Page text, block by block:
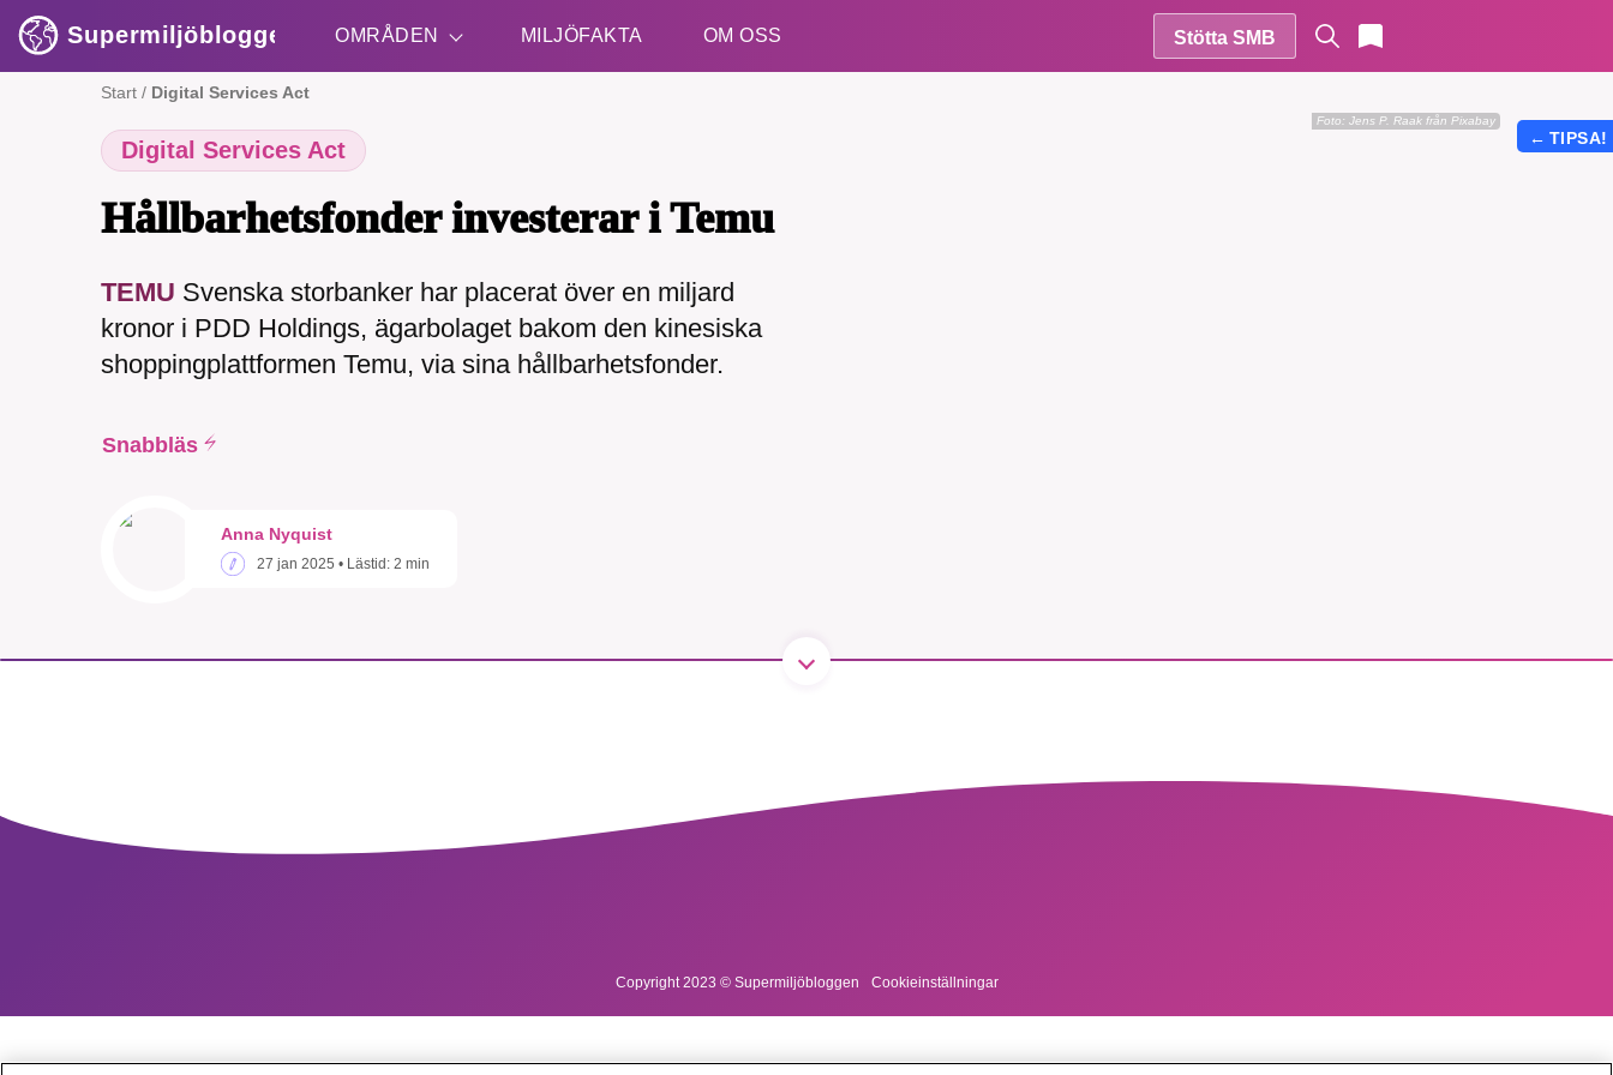
Supermiljöbloggen OMRÅDEN MILJÖFAKTA OM OSS Stötta SMB
Shift + S
Start / Digital Services Act
Digital Services Act
Hållbarhetsfonder investerar i Temu
TEMU Svenska storbanker har placerat över en miljard
kronor i PDD Holdings, ägarbolaget bakom den kinesiska
shoppingplattformen Temu, via sina hållbarhetsfonder.
Snabbläs
Anna Nyquist
27 jan 2025 • Lästid: 2 min
Foto: Jens P. Raak från Pixabay
← TIPSA!
Copyright 2023 © Supermiljöbloggen Cookieinställningar
SMB kämpar för en hållbar framtid. Sedan starten 2010 har vår
ideella redaktion drivit miljödebatten framåt genom